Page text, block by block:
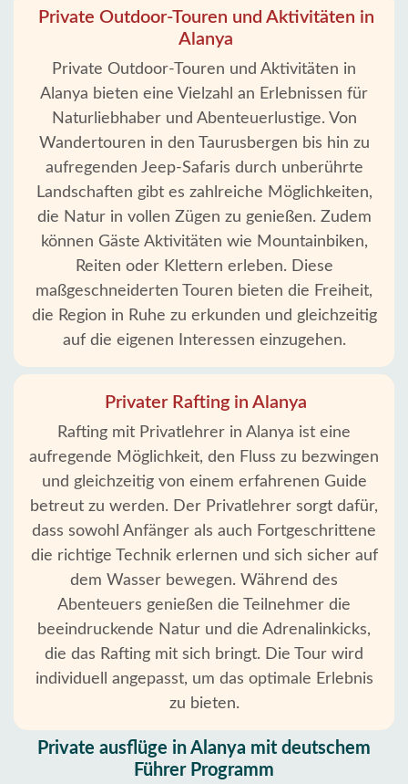
Private Outdoor-Touren und Aktivitäten in
Alanya
Private Outdoor-Touren und Aktivitäten in
Alanya bieten eine Vielzahl an Erlebnissen für
Naturliebhaber und Abenteuerlustige. Von
Wandertouren in den Taurusbergen bis hin zu
aufregenden Jeep-Safaris durch unberührte
Landschaften gibt es zahlreiche Möglichkeiten,
die Natur in vollen Zügen zu genießen. Zudem
können Gäste Aktivitäten wie Mountainbiken,
Reiten oder Klettern erleben. Diese
maßgeschneiderten Touren bieten die Freiheit,
die Region in Ruhe zu erkunden und gleichzeitig
auf die eigenen Interessen einzugehen.
Privater Rafting in Alanya
Rafting mit Privatlehrer in Alanya ist eine
aufregende Möglichkeit, den Fluss zu bezwingen
und gleichzeitig von einem erfahrenen Guide
betreut zu werden. Der Privatlehrer sorgt dafür,
dass sowohl Anfänger als auch Fortgeschrittene
die richtige Technik erlernen und sich sicher auf
dem Wasser bewegen. Während des
Abenteuers genießen die Teilnehmer die
beeindruckende Natur und die Adrenalinkicks,
die das Rafting mit sich bringt. Die Tour wird
individuell angepasst, um das optimale Erlebnis
zu bieten.
Private ausflüge in Alanya mit deutschem
Führer Programm